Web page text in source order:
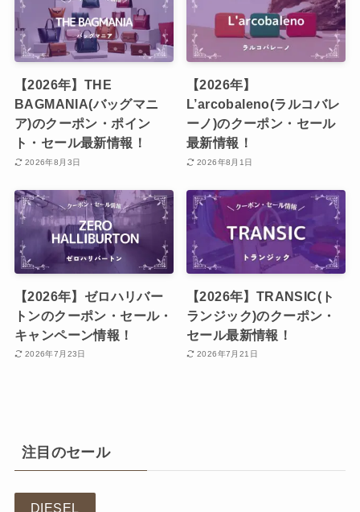
【2026年】THE
BAGMANIA(バッグマニ
ア)のクーポン・ポイン
ト・セール最新情報！
2026年8月3日
【2026年】
L’arcobaleno(ラルコバレ
ーノ)のクーポン・セール
最新情報！
2026年8月1日
【2026年】ゼロハリバー
トンのクーポン・セール・
キャンペーン情報！
2026年7月23日
【2026年】TRANSIC(ト
ランジック)のクーポン・
セール最新情報！
2026年7月21日
注目のセール
DIESEL